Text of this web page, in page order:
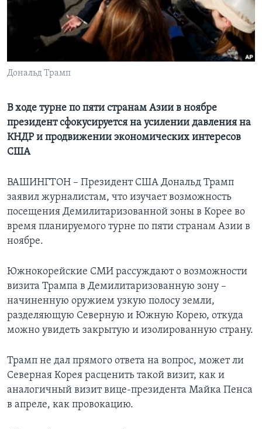
Learning English
СОЦИАЛЬНЫЕ СЕТИ
Языки
Дональд Трамп
В ходе турне по пяти странам Азии в ноябре
президент сфокусируется на усилении давления на
КНДР и продвижении экономических интересов
США
ВАШИНГТОН – Президент США Дональд Трамп
заявил журналистам, что изучает возможность
посещения Демилитаризованной зоны в Корее во
время планируемого турне по пяти странам Азии в
ноябре.
Южнокорейские СМИ рассуждают о возможности
визита Трампа в Демилитаризованную зону –
начиненную оружием узкую полосу земли,
разделяющую Северную и Южную Корею, откуда
можно увидеть закрытую и изолированную страну.
Трамп не дал прямого ответа на вопрос, может ли
Северная Корея расценить такой визит, как и
аналогичный визит вице-президента Майка Пенса
в апреле, как провокацию.